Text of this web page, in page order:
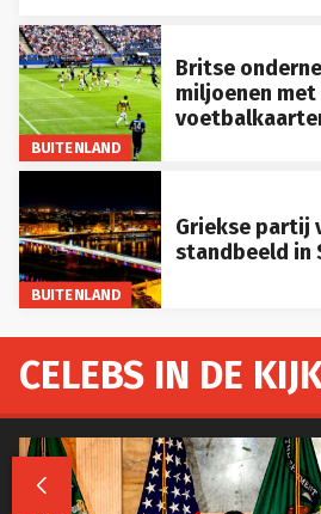
BUITENLAND
Britse
miljoenen met
BUITENLAND
Griekse partij
standbeeld in
CELEBS IN DE
